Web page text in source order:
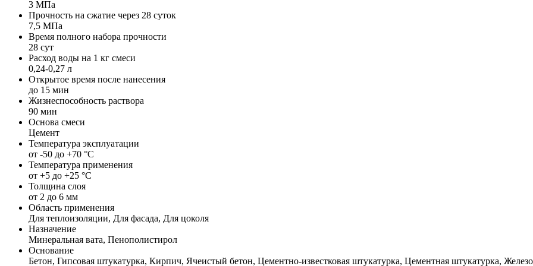
3 МПа
Прочность на сжатие через 28 суток
7,5 МПа
Время полного набора прочности
28 сут
Расход воды на 1 кг смеси
0,24-0,27 л
Открытое время после нанесения
до 15 мин
Жизнеспособность раствора
90 мин
Основа смеси
Цемент
Температура эксплуатации
от -50 до +70 °С
Температура применения
от +5 до +25 °С
Толщина слоя
от 2 до 6 мм
Область применения
Для теплоизоляции, Для фасада, Для цоколя
Назначение
Минеральная вата, Пенополистирол
Основание
Бетон, Гипсовая штукатурка, Кирпич, Ячеистый бетон, Цементно-известковая штукатурка, Цементная штукатурка,